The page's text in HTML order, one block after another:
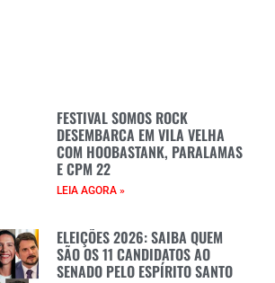
FESTIVAL SOMOS ROCK
DESEMBARCA EM VILA VELHA
COM HOOBASTANK, PARALAMAS
E CPM 22
LEIA AGORA »
ELEIÇÕES 2026: SAIBA QUEM
SÃO OS 11 CANDIDATOS AO
SENADO PELO ESPÍRITO SANTO